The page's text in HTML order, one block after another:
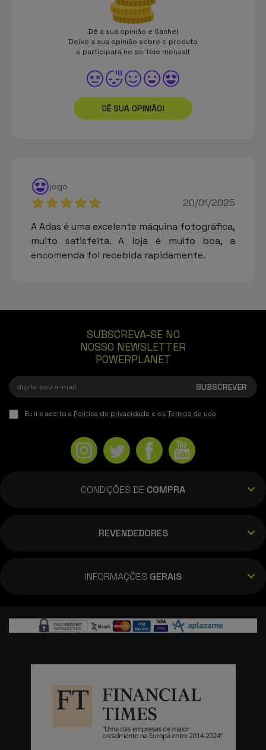
Dê a sua opinião e Ganhe!
Deixe a sua opinião sobre o produto
e participará no sorteio mensal!
DÊ SUA OPINIÃO!
jogo
20/01/2025
A Adas é uma excelente máquina fotográfica,
muito satisfeita. A loja é muito boa, a
encomenda foi recebida rapidamente.
SUBSCREVA-SE NO
NOSSO NEWSLETTER
POWERPLANET
Eu li e aceito a Política de privacidade e os Termos de uso
CONDIÇÕES DE COMPRA
REVENDEDORES
INFORMAÇÕES GERAIS